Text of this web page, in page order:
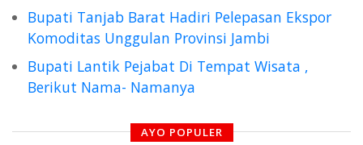
Bupati Tanjab Barat Hadiri Pelepasan Ekspor
Komoditas Unggulan Provinsi Jambi
Bupati Lantik Pejabat Di Tempat Wisata ,
Berikut Nama- Namanya
AYO POPULER